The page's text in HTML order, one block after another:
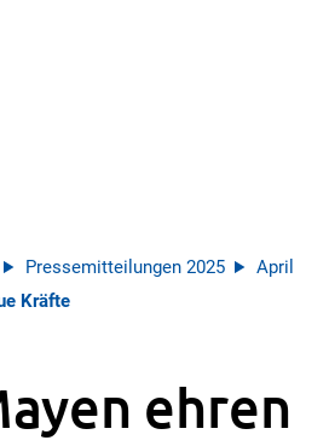
Pressemitteilungen 2025
April
Kräfte
ehren